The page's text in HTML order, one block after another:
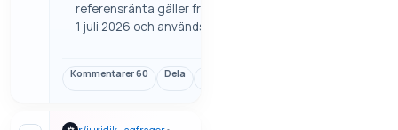
referensränta gäller från
1 juli 2026 och används
enligt räntelagen. Här
Kommentarer60 Dela